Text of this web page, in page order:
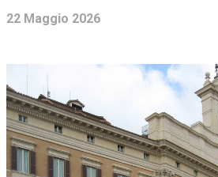
22 Maggio 2026